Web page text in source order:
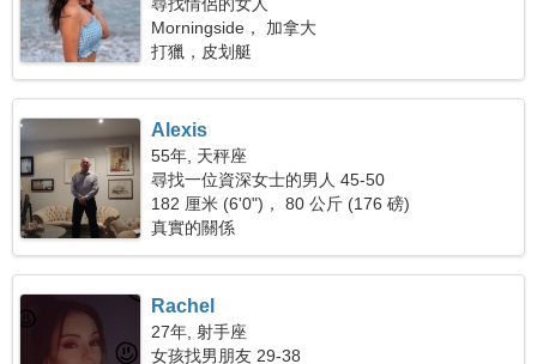
Morningside， 加拿大
打獵，皮划艇
Alexis
55年, 天秤座
尋找一位資深女士的男人 45-50
182 厘米 (6'0")， 80 公斤 (176 磅)
真實的關係
Rachel
27年, 射手座
女孩找男朋友 29-38